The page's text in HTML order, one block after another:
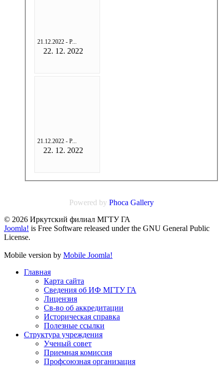
21.12.2022 - Р...
22. 12. 2022
21.12.2022 - Р...
22. 12. 2022
Powered by Phoca Gallery
© 2026 Иркутский филиал МГТУ ГА
Joomla! is Free Software released under the GNU General Public
License.
Mobile version by Mobile Joomla!
Главная
Карта сайта
Сведения об ИФ МГТУ ГА
Лицензия
Св-во об аккредитации
Историческая справка
Полезные ссылки
Структура учреждения
Ученый совет
Приемная комиссия
Профсоюзная организация